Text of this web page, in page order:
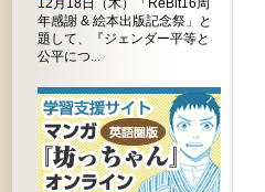
12月18日（木）「ReBit16周
年感謝 & 絵本出版記念祭」と
題して、『ジェンダー平等と
公平につ...